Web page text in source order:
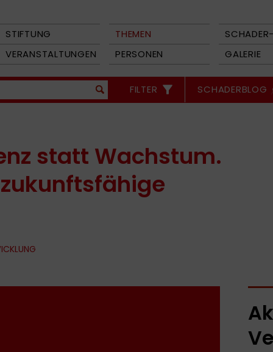
STIFTUNG THEMEN
VERANSTALTUNGEN
PERSONEN GALERIE
FILTER SCHADERBLOG
statt Wachstum.